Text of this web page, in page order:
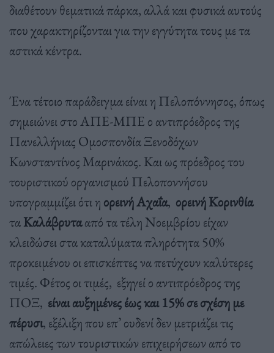
διαθέτουν θεματικά πάρκα, αλλά και φυσικά αυτούς
που χαρακτηρίζονται για την εγγύτητα τους με τα
αστικά κέντρα.
Ένα τέτοιο παράδειγμα είναι η Πελοπόννησος, όπως
σημειώνει στο ΑΠΕ-ΜΠΕ ο αντιπρόεδρος της
Πανελλήνιας Ομοσπονδία Ξενοδόχων
Κωνσταντίνος Μαρινάκος. Και ως πρόεδρος του
τουριστικού οργανισμού Πελοποννήσου
υπογραμμίζει ότι η ορεινή Αχαΐα, ορεινή Κορινθία
ταΚαλάβρυτααπό τα τέλη Νοεμβρίου είχαν
κλειδώσει στα καταλύματα πληρότητα 50%
προκειμένου οι επισκέπτες να πετύχουν καλύτερες
τιμές. Φέτος οι τιμές, εξηγεί ο αντιπρόεδρος της
ΠΟΞ, είναι αυξημένες έως και 15% σε σχέση με
πέρυσι, εξέλιξη που επ’ ουδενί δεν μετριάζει τις
απώλειες των τουριστικών επιχειρήσεων από το